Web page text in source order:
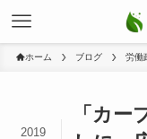
ホーム ブログ 労働
「カ
2019